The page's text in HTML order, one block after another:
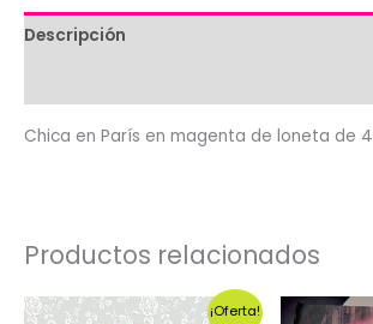
Descripción
Chica en París en magenta de loneta de
Productos relacionados
¡Oferta!